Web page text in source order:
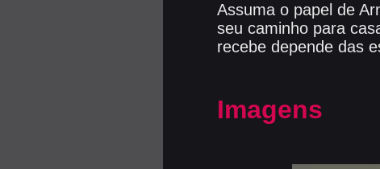
Assuma o papel de
seu caminho para
recebe depende das
Imagens